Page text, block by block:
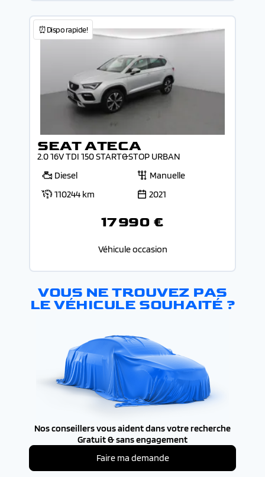
⏰Dispo rapide!
SEAT ATECA
2.0 16V TDI 150 START&STOP URBAN
Diesel
Manuelle
110244 km
2021
17 990 €
Véhicule occasion
VOUS NE TROUVEZ PAS
LE VÉHICULE SOUHAITÉ ?
Nos conseillers vous aident dans votre recherche
Gratuit & sans engagement
Faire ma demande